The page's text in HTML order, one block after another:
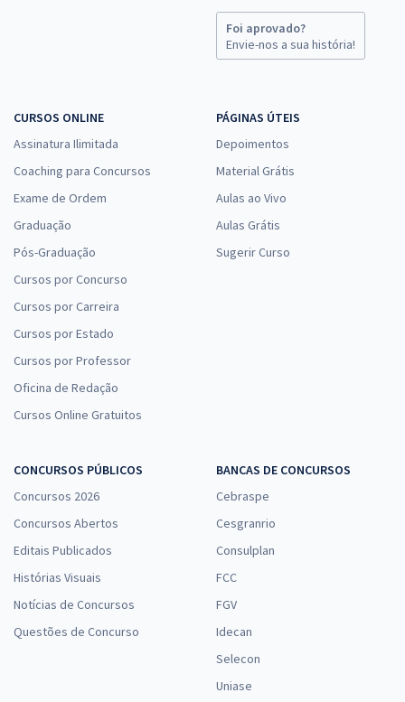
Foi aprovado?
Envie-nos a sua história!
CURSOS ONLINE
Assinatura Ilimitada
Coaching para Concursos
Exame de Ordem
Graduação
Pós-Graduação
Cursos por Concurso
Cursos por Carreira
Cursos por Estado
Cursos por Professor
Oficina de Redação
Cursos Online Gratuitos
PÁGINAS ÚTEIS
Depoimentos
Material Grátis
Aulas ao Vivo
Aulas Grátis
Sugerir Curso
CONCURSOS PÚBLICOS
Concursos 2026
Concursos Abertos
Editais Publicados
Histórias Visuais
Notícias de Concursos
Questões de Concurso
BANCAS DE CONCURSOS
Cebraspe
Cesgranrio
Consulplan
FCC
FGV
Idecan
Selecon
Uniase